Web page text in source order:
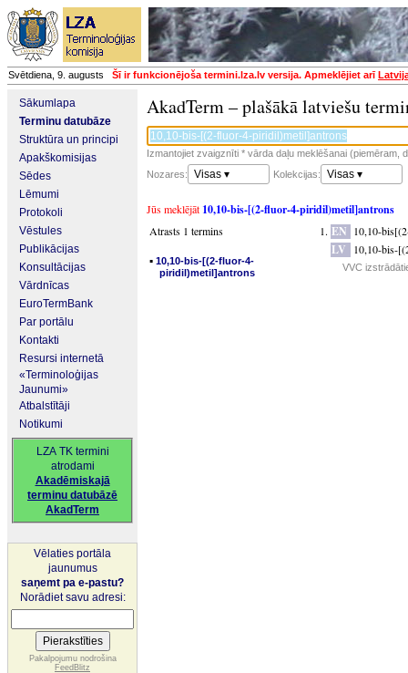
Svētdiena, 9. augusts Šī ir funkcionējoša termini.lza.lv versija. Apmeklējiet arī
Sākumlapa
Terminu datubāze
Struktūra un principi
Apakškomisijas
Sēdes
Lēmumi
Protokoli
Vēstules
Publikācijas
Konsultācijas
Vārdnīcas
EuroTermBank
Par portālu
Kontakti
Resursi internetā
«Terminoloģijas
Jaunumi»
Atbalstītāji
Notikumi
LZA TK termini
atrodami
Akadēmiskajā
terminu datubāzē
AkadTerm
Vēlaties portāla
jaunumus
saņemt pa e-pastu?
Norādiet savu adresi:
Pakalpojumu nodrošina
FeedBlitz
AkadTerm – plašākā latviešu
Izmantojiet zvaigznīti * vārda daļu meklēšanai (piemēram,
Nozares:
Visas ▾ Kolekcijas: Visas ▾
Jūs meklējāt 10,10-bis-[(2-fluor-4-piridil)metil]antrons
Atrasts 1 termins
▪ 10,10-bis-[(2-fluor-4-
piridil)metil]antrons
EN 10,10-
LV 10,10-bis-
VVC